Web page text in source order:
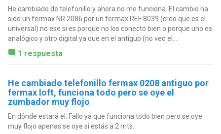
He cambiado de telefonillo y ahora no me funciona. El cambio ha
sido un fermax NR 2086 por un fermax REF 8039 (creo que es el
universal) no ese si es porque no los conecto bien o porque uno es
analógico y otro digital ya que en el antiguo (no veo el...
1 respuesta
He cambiado telefonillo fermax 0208 antiguo por
fermax loft, funciona todo pero se oye el
zumbador muy flojo
En dónde estará el. Fallo ya que funciona todo bien pero se oye
muy flojo apenas se oye si estás a 2 mts.